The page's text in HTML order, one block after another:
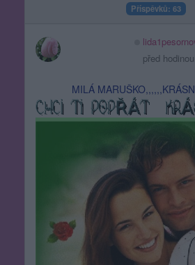
Příspěvků: 63
před hodinou
MILÁ